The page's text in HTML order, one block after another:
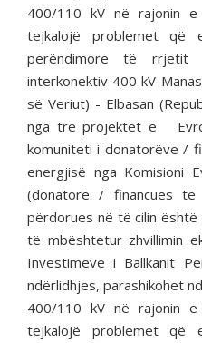
400/110 kV në rajonin
tejkalojë problemet që
perëndimore të rrjetit
interkonektiv 400 kV
së Veriut) - Elbasan
nga tre projektet e
komuniteti i donatorëve /
energjisë nga Komisioni
(donatorë / financues
përdorues në të cilin
të mbështetur zhvillimin
Investimeve i Ballkanit
ndërlidhjes, parashikohet
400/110 kV në rajonin
tejkalojë problemet që